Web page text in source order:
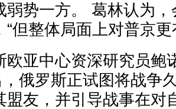
弱势一方。 葛林认为
“但整体局面上对普京更
欧亚中心资深研究员鲍
俄罗斯正试图将战争
盟友，并引导战事在对